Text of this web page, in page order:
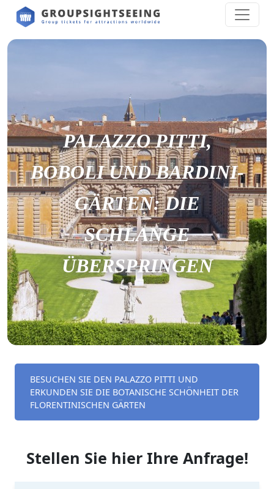
PALAZZO PITTI,
BOBOLI UND BARDINI-
GÄRTEN: DIE
SCHLANGE
ÜBERSPRINGEN
BESUCHEN SIE DEN PALAZZO PITTI UND
ERKUNDEN SIE DIE BOTANISCHE SCHÖNHEIT DER
FLORENTINISCHEN GÄRTEN
Stellen Sie hier Ihre Anfrage!